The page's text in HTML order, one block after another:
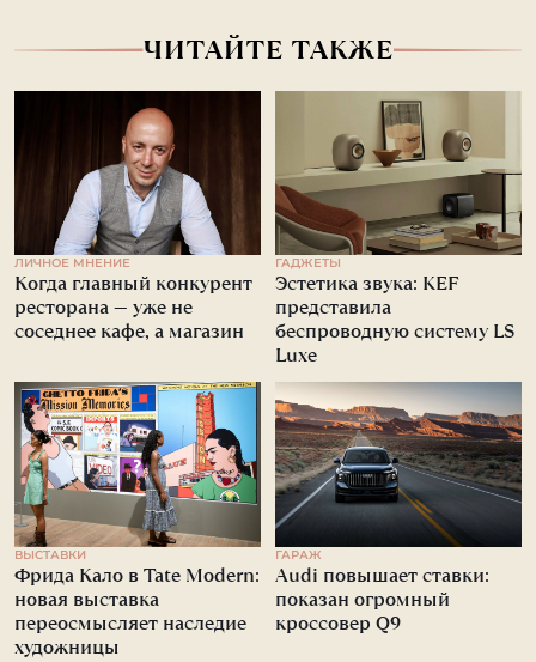
ЧИТАЙТЕ ТАКЖЕ
ЛИЧНОЕ МНЕНИЕ
Когда главный конкурент
ресторана — уже не
соседнее кафе, а магазин
ГАДЖЕТЫ
Эстетика звука: KEF
представила
беспроводную систему LS
Luxe
ВЫСТАВКИ
Фрида Кало в Tate Modern:
новая выставка
переосмысляет наследие
художницы
ГАРАЖ
Audi повышает ставки:
показан огромный
кроссовер Q9